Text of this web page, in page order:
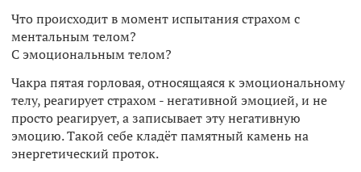
Что происходит в момент испытания страхом с
ментальным телом?
С эмоциональным телом?
Чакра пятая горловая, относящаяся к эмоциональному
телу, реагирует страхом - негативной эмоцией, и не
просто реагирует, а записывает эту негативную
эмоцию. Такой себе кладёт памятный камень на
энергетический проток.